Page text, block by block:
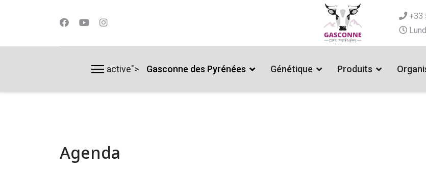
+33
active"> Gasconne des Pyrénées Génétique Produits
Agenda